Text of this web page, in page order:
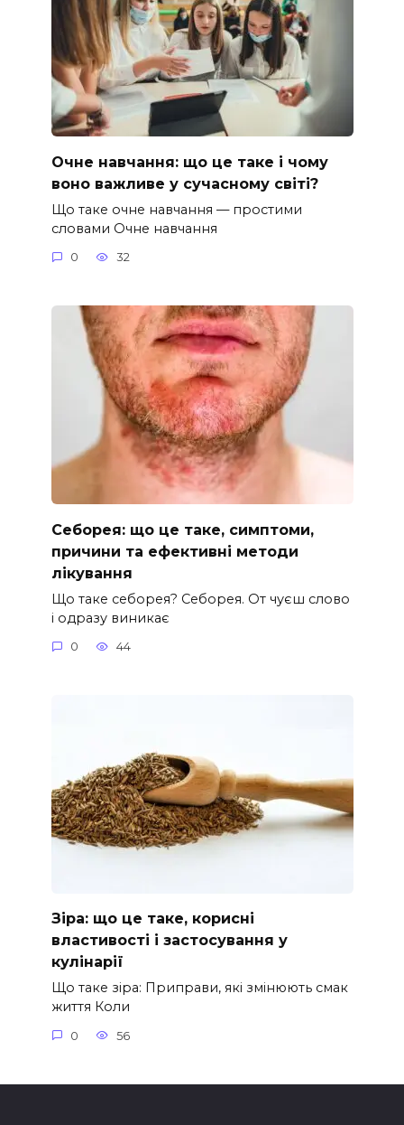
Очне навчання: що це таке і чому
воно важливе у сучасному світі?
Що таке очне навчання — простими
словами Очне навчання
0 32
Себорея: що це таке, симптоми,
причини та ефективні методи
лікування
Що таке себорея? Себорея. От чуєш слово
і одразу виникає
0 44
Зіра: що це таке, корисні
властивості і застосування у
кулінарії
Що таке зіра: Приправи, які змінюють смак
життя Коли
0 56